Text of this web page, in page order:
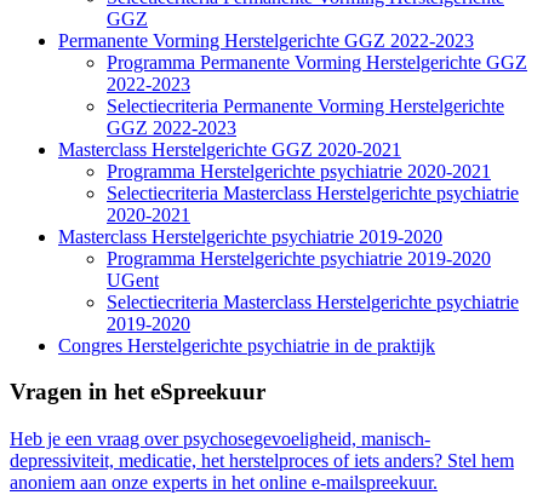
GGZ
Permanente Vorming Herstelgerichte GGZ 2022-2023
Programma Permanente Vorming Herstelgerichte GGZ
2022-2023
Selectiecriteria Permanente Vorming Herstelgerichte
GGZ 2022-2023
Masterclass Herstelgerichte GGZ 2020-2021
Programma Herstelgerichte psychiatrie 2020-2021
Selectiecriteria Masterclass Herstelgerichte psychiatrie
2020-2021
Masterclass Herstelgerichte psychiatrie 2019-2020
Programma Herstelgerichte psychiatrie 2019-2020
UGent
Selectiecriteria Masterclass Herstelgerichte psychiatrie
2019-2020
Congres Herstelgerichte psychiatrie in de praktijk
Vragen in het eSpreekuur
Heb je een vraag over psychosegevoeligheid, manisch-
depressiviteit, medicatie, het herstelproces of iets anders? Stel hem
anoniem aan onze experts in het online e-mailspreekuur.